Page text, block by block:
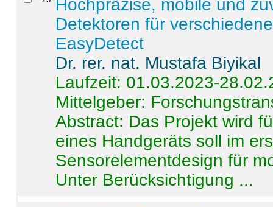
Hochpräzise, mobile und
Detektoren für
EasyDetect
Dr. rer. nat. Mustafa Biyikal
Laufzeit: 01.03.2023-
Mittelgeber:
Abstract: Das Projekt wird
eines Handgeräts soll im
Sensorelementdesign für
Unter Berücksichtigung ...